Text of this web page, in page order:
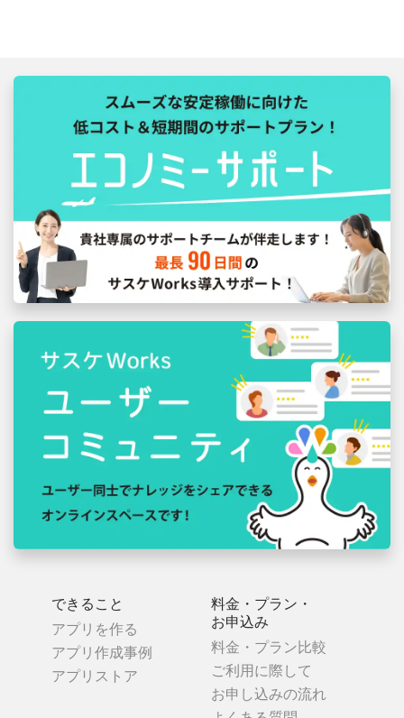
できること
アプリを作る
アプリ作成事例
アプリストア
料金・プラン・
お申込み
料金・プラン比較
ご利用に際して
お申し込みの流れ